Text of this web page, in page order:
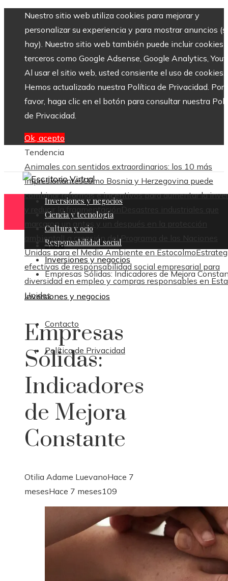
Nuestro sitio web utiliza cookies para mejorar y
personalizar su experiencia y para mostrar anuncios
hay). Nuestro sitio web también puede incluir cookies
terceros como Google Adsense, Google Analytics,
Al usar el sitio web, usted consiente el uso de cookies.
Hemos actualizado nuestra Política de Privacidad. Por
favor, haga clic en el botón para consultar nuestra
de Privacidad.
Ok, acepto
Tendencia
Animales con sentidos extraordinarios: los 10 más
impresionantesCómo Bosnia y Herzegovina puede
combinar reformas e incentivos para aumentar la
y reducir la fragmentación
Desastres industriales que
marcaron un antes y un después en la protección
ambiental
La creación del Programa de las Naciones
Unidas para el Medio Ambiente en Estocolmo
efectivas de responsabilidad social empresarial para
diversidad en empleo y compras responsables en
Unidos
Contacto
Política de Privacidad
Inversiones y negocios
Ciencia y tecnología
Cultura y ocio
Responsabilidad social
Inicio
Inversiones y negocios
Empresas Sólidas: Indicadores de Mejora
Inversiones y negocios
Empresas
Sólidas:
Indicadores
de Mejora
Constante
Otilia Adame LuevanoHace 7
mesesHace 7 meses109